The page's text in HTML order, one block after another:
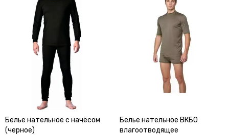
Белье нательное с начёсом
(черное)
Белье нательное ВКБО
влагоотводящее